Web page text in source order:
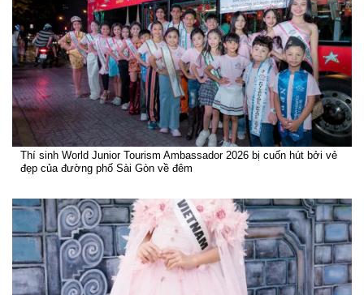
Thí sinh World Junior Tourism Ambassador 2026 bị cuốn hút bởi vẻ
đẹp của đường phố Sài Gòn về đêm